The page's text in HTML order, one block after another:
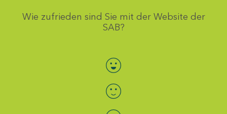
Wie zufrieden sind Sie mit der Website der
SAB?
Bewertung auswählen